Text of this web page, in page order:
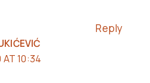
Reply
10:34